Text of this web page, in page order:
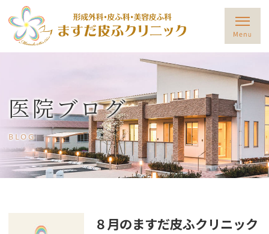
医院ブログ
BLOG
８月のますだ皮ふクリニック